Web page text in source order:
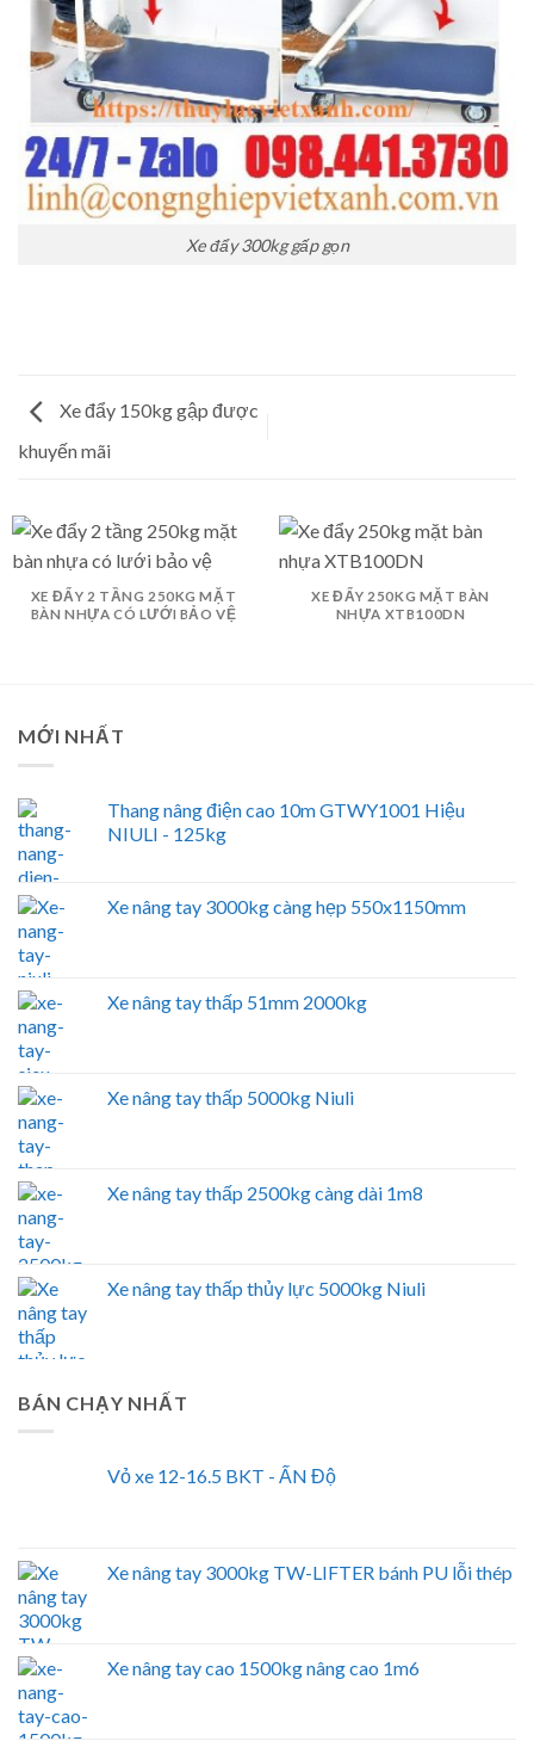
Xe đẩy 300kg gấp gọn
Xe đẩy 150kg gập được
khuyến mãi
XE ĐẨY 2 TẦNG 250KG MẶT
BÀN NHỰA CÓ LƯỚI BẢO VỆ
XE ĐẨY 250KG MẶT BÀN
NHỰA XTB100DN
MỚI NHẤT
Thang nâng điện cao 10m GTWY1001 Hiệu
NIULI - 125kg
Xe nâng tay 3000kg càng hẹp 550x1150mm
Xe nâng tay thấp 51mm 2000kg
Xe nâng tay thấp 5000kg Niuli
Xe nâng tay thấp 2500kg càng dài 1m8
Xe nâng tay thấp thủy lực 5000kg Niuli
BÁN CHẠY NHẤT
Vỏ xe 12-16.5 BKT - ẤN Độ
Xe nâng tay 3000kg TW-LIFTER bánh PU lỗi thép
Xe nâng tay cao 1500kg nâng cao 1m6